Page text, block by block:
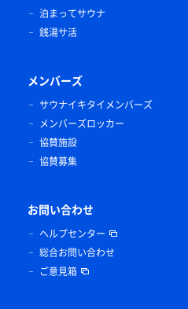
泊まってサウナ
銭湯サ活
メンバーズ
サウナイキタイメンバーズ
メンバーズロッカー
協賛施設
協賛募集
お問い合わせ
ヘルプセンター
総合お問い合わせ
ご意見箱